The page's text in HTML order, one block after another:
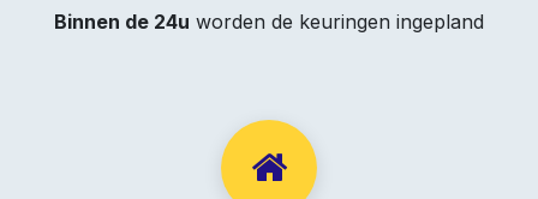
Binnen de 24u worden de keuringen ingepland